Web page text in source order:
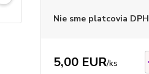
Nie sme platcovia DPH
5,00 EUR/ks